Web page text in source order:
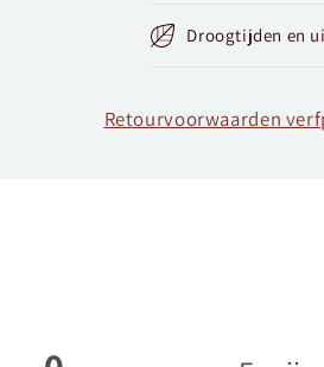
Droogtijden en
Retourvoorwaarden